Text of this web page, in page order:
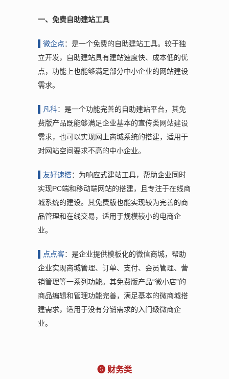
一、免费自助建站工具
▌微企点：是一个免费的自助建站工具。较于独
立开发，自助建站具有建站速度快、成本低的优
点，功能上也能够满足部分中小企业的网站建设
需求。
▌凡科：是一个功能完善的自助建站平台，其免
费版产品既能够满足企业基本的宣传类网站建设
需求，也可以实现网上商城系统的搭建，适用于
对网站空间要求不高的中小企业。
▌友好速搭：为响应式建站工具，帮助企业同时
实现PC端和移动端网站的搭建，且专注于在线商
城系统的建设。其免费版也能实现较为完善的商
品管理和在线交易，适用于规模较小的电商企
业。
▌点点客：是企业提供模板化的微信商城，帮助
企业实现商城管理、订单、支付、会员管理、营
销管理等一系列功能。其免费版产品“微小店”的
商品编辑和管理功能完善，满足基本的微商城搭
建需求，适用于没有分销需求的入门级微商企
业。
❻ 财务类